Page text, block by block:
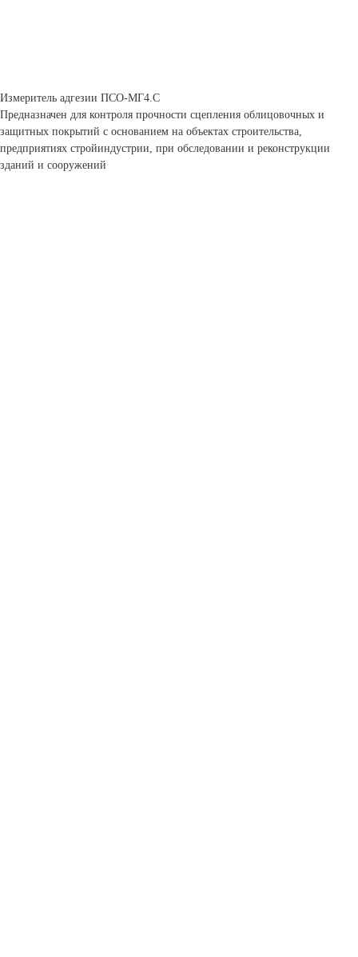
Измеритель адгезии ПСО-МГ4.С
Предназначен для контроля прочности сцепления облицовочных и
защитных покрытий с основанием на объектах строительства,
предприятиях стройиндустрии, при обследовании и реконструкции
зданий и сооружений